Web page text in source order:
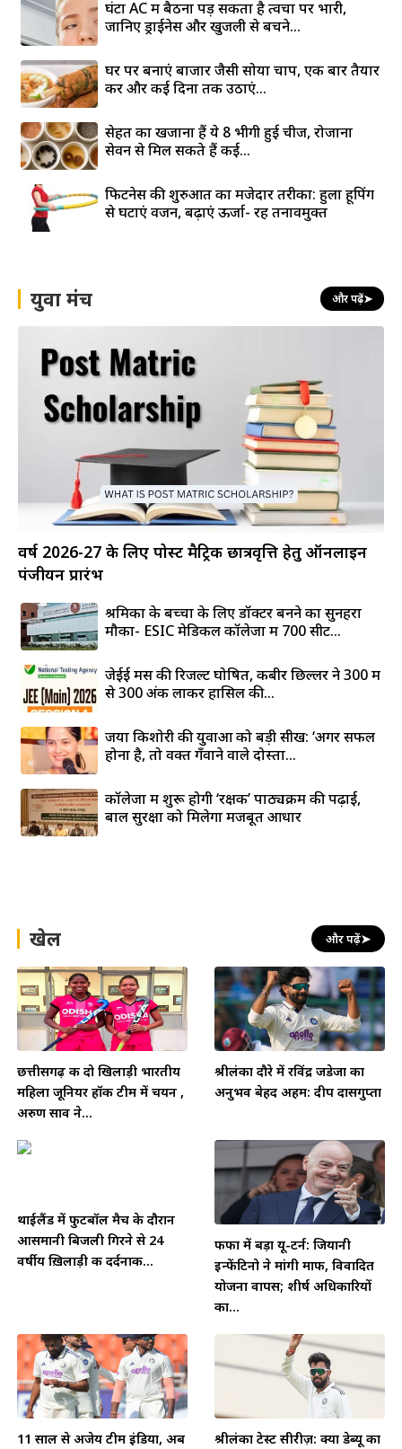
घंटों AC में बैठना पड़ सकता है त्वचा पर भारी,
जानिए ड्राईनेस और खुजली से बचने...
घर पर बनाएं बाजार जैसी सोया चाप, एक बार तैयार
करें और कई दिनों तक उठाएं...
सेहत का खजाना हैं ये 8 भीगी हुई चीजें, रोजाना
सेवन से मिल सकते हैं कई...
फिटनेस की शुरुआत का मजेदार तरीका: हुला हूपिंग
से घटाएं वजन, बढ़ाएं ऊर्जा- रहें तनावमुक्त
युवा मंच और पढ़ें➤
वर्ष 2026-27 के लिए पोस्ट मैट्रिक छात्रवृत्ति हेतु ऑनलाइन
पंजीयन प्रारंभ
श्रमिकों के बच्चों के लिए डॉक्टर बनने का सुनहरा
मौका- ESIC मेडिकल कॉलेजों में 700 सीटें...
जेईई मेंस की रिजल्ट घोषित, कबीर छिल्लर ने 300 में
से 300 अंक लाकर हासिल की...
जया किशोरी की युवाओं को बड़ी सीख: ‘अगर सफल
होना है, तो वक्त गँवाने वाले दोस्तों...
कॉलेजों में शुरू होगी ‘रक्षक’ पाठ्यक्रम की पढ़ाई,
बाल सुरक्षा को मिलेगा मजबूत आधार
खेल और पढ़ें➤
छत्तीसगढ़ की दो खिलाड़ी भारतीय
महिला जूनियर हॉकी टीम में चयन ,
अरुण साव ने...
श्रीलंका दौरे में रविंद्र जडेजा का
अनुभव बेहद अहम: दीप दासगुप्ता
थाईलैंड में फुटबॉल मैच के दौरान
आसमानी बिजली गिरने से 24
वर्षीय ख़िलाड़ी की दर्दनाक...
फीफा में बड़ा यू-टर्न: जियानी
इन्फेंटिनो ने मांगी माफी, विवादित
योजना वापस; शीर्ष अधिकारियों
का...
11 साल से अजेय टीम इंडिया, अब
श्रीलंका टेस्ट सीरीज़: क्या डेब्यू का